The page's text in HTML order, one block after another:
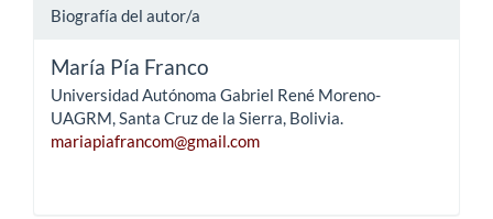
Biografía del autor/a
María Pía Franco
Universidad Autónoma Gabriel René Moreno-
UAGRM, Santa Cruz de la Sierra, Bolivia.
mariapiafrancom@gmail.com